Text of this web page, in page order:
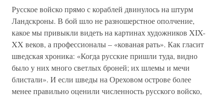
Русское войско прямо с кораблей двинулось на штурм
Ландскроны. В бой шло не разношерстное ополчение,
какое мы привыкли видеть на картинах художников XIX-
XX веков, а профессионалы – «кованая рать». Как гласит
шведская хроника: «Когда русские пришли туда, видно
было у них много светлых броней; их шлемы и мечи
блистали». И если шведы на Ореховом острове более
менее правильно оценили численность русского войско,